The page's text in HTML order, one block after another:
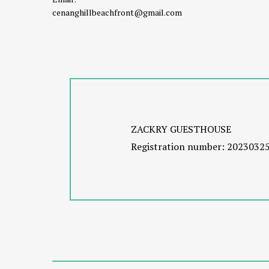
cenanghillbeachfront@gmail.com
ZACKRY GUESTHOUSE
Registration number: